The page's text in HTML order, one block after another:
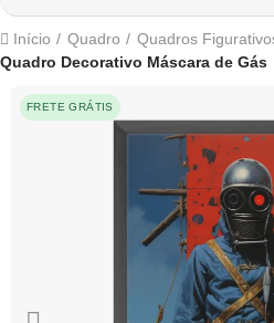
Início Quadro
Quadros
Quadro Decorativo Máscara de Gás
FRETE GRÁTIS